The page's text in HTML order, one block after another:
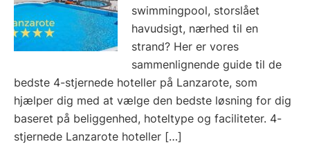
swimmingpool, storslået
havudsigt, nærhed til en
strand? Her er vores
sammenlignende guide til de
bedste 4-stjernede hoteller på Lanzarote, som
hjælper dig med at vælge den bedste løsning for dig
baseret på beliggenhed, hoteltype og faciliteter. 4-
stjernede Lanzarote hoteller […]